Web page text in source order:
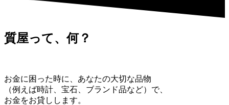
質屋って、何？
お金に困った時に、あなたの大切な品物
（例えば時計、宝石、ブランド品など）で、
お金をお貸しします。